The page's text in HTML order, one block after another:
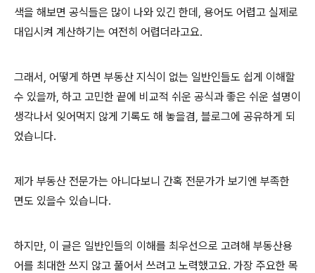
색을 해보면 공식들은 많이 나와 있긴 한데, 용어도 어렵고 실제로
대입시켜 계산하기는 여전히 어렵더라고요.
그래서, 어떻게 하면 부동산 지식이 없는 일반인들도 쉽게 이해할
수 있을까, 하고 고민한 끝에 비교적 쉬운 공식과 좋은 쉬운 설명이
생각나서 잊어먹지 않게 기록도 해 놓을겸, 블로그에 공유하게 되
었습니다.
제가 부동산 전문가는 아니다보니 간혹 전문가가 보기엔 부족한
면도 있을수 있습니다.
하지만, 이 글은 일반인들의 이해를 최우선으로 고려해 부동산용
어를 최대한 쓰지 않고 풀어서 쓰려고 노력했고요. 가장 주요한 목